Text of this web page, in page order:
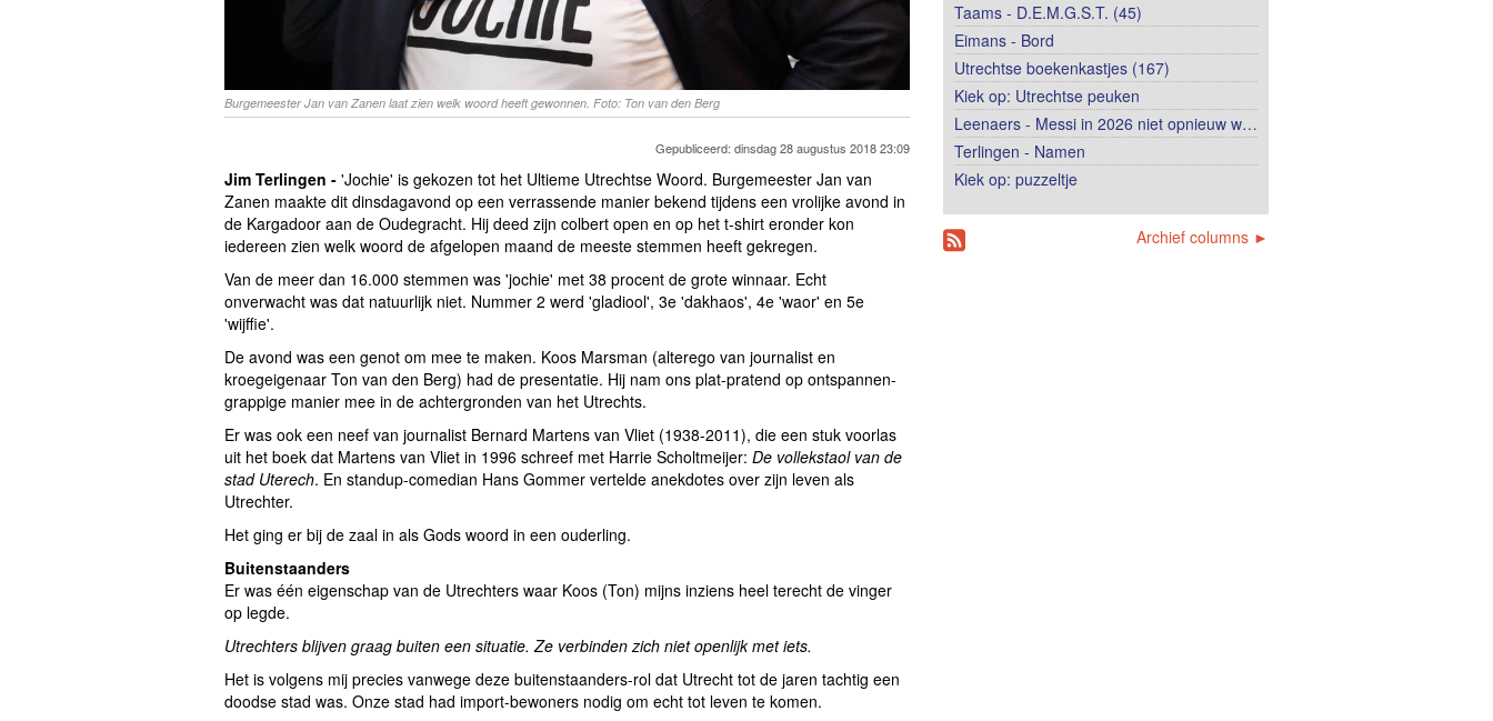
Burgemeester Jan van Zanen laat zien welk woord heeft gewonnen. Foto: Ton van den Berg
Gepubliceerd: dinsdag 28 augustus 2018 23:09
Jim Terlingen - 'Jochie' is gekozen tot het Ultieme Utrechtse Woord. Burgemeester Jan van
Zanen maakte dit dinsdagavond op een verrassende manier bekend tijdens een vrolijke avond in
de Kargadoor aan de Oudegracht. Hij deed zijn colbert open en op het t-shirt eronder kon
iedereen zien welk woord de afgelopen maand de meeste stemmen heeft gekregen.
Van de meer dan 16.000 stemmen was 'jochie' met 38 procent de grote winnaar. Echt
onverwacht was dat natuurlijk niet. Nummer 2 werd 'gladiool', 3e 'dakhaos', 4e 'waor' en 5e
'wijffie'.
De avond was een genot om mee te maken. Koos Marsman (alterego van journalist en
kroegeigenaar Ton van den Berg) had de presentatie. Hij nam ons plat-pratend op ontspannen-
grappige manier mee in de achtergronden van het Utrechts.
Er was ook een neef van journalist Bernard Martens van Vliet (1938-2011), die een stuk voorlas
uit het boek dat Martens van Vliet in 1996 schreef met Harrie Scholtmeijer: De vollekstaol van de
stad Uterech. En standup-comedian Hans Gommer vertelde anekdotes over zijn leven als
Utrechter.
Het ging er bij de zaal in als Gods woord in een ouderling.
Buitenstaanders
Er was één eigenschap van de Utrechters waar Koos (Ton) mijns inziens heel terecht de vinger
op legde.
Utrechters blijven graag buiten een situatie. Ze verbinden zich niet openlijk met iets.
Het is volgens mij precies vanwege deze buitenstaanders-rol dat Utrecht tot de jaren tachtig een
doodse stad was. Onze stad had import-bewoners nodig om echt tot leven te komen.
Taams - D.E.M.G.S.T. (45)
Eimans - Bord
Utrechtse boekenkastjes (167)
Kiek op: Utrechtse peuken
Leenaers - Messi in 2026 niet opnieuw w…
Terlingen - Namen
Kiek op: puzzeltje
Archief columns ►